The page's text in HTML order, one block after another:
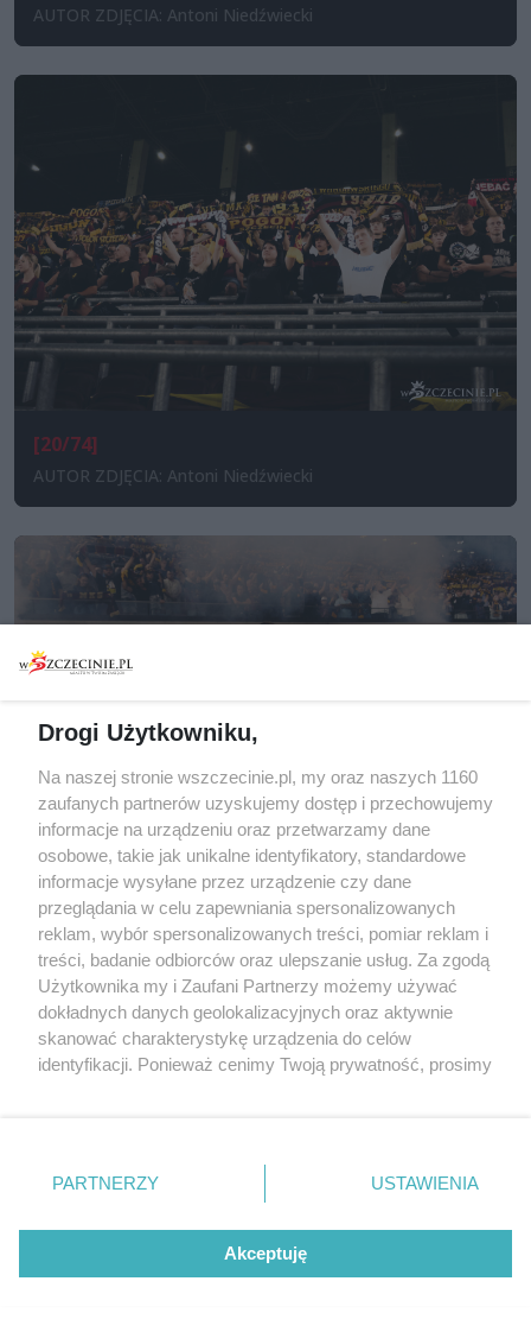
AUTOR ZDJĘCIA: Antoni Niedźwiecki
[20/74]
AUTOR ZDJĘCIA: Antoni Niedźwiecki
[21/74]
AUTOR ZDJĘCIA: Antoni Niedźwiecki
Drogi Użytkowniku,
Na naszej stronie wszczecinie.pl, my oraz naszych 1160
zaufanych partnerów uzyskujemy dostęp i przechowujemy
informacje na urządzeniu oraz przetwarzamy dane
osobowe, takie jak unikalne identyfikatory, standardowe
informacje wysyłane przez urządzenie czy dane
przeglądania w celu zapewniania spersonalizowanych
reklam, wybór spersonalizowanych treści, pomiar reklam i
treści, badanie odbiorców oraz ulepszanie usług. Za zgodą
Użytkownika my i Zaufani Partnerzy możemy używać
dokładnych danych geolokalizacyjnych oraz aktywnie
skanować charakterystykę urządzenia do celów
identyfikacji. Ponieważ cenimy Twoją prywatność, prosimy
prywatności znajdujący się w lewym dolnym rogu strony
. Niektóre rodzaje przetwarzania danych nie wymagają
takiemu przetwarzaniu. Preferencje będą miały
zastosowania tylko na tej witrynie.
PARTNERZY USTAWIENIA
Akceptuję